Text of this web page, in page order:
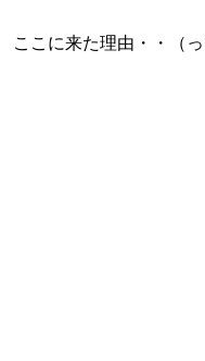
ここに来た理由・・（